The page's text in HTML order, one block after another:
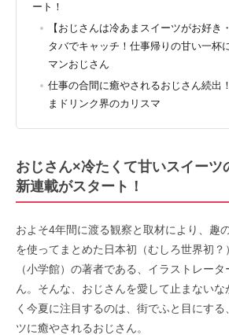
ート！
【おじさんは冷あまスイーツがお好き
タバでキャッチ！仕事帰りの甘い一杯
マンおじさん
仕事の合間に癒やされるおじさん続出
まドリンク界のカリスマ
おじさん×冷たくて甘いスイーツ
新連載がスタート！
およそ4年間に渡る観察と取材により、趣
を使ってまとめた日本初（むしろ世界初？
（小学館）の著者である、イラストレー
ん。そんな、おじさんを愛して止まない
く今夏に注目するのは、街でふと目にす
ツに癒やされるおじさん。